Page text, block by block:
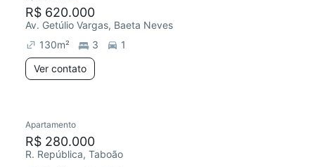
R$ 620.000
Av. Getúlio Vargas, Baeta Neves
130m² 3
1
Ver contato
Apartamento
R$ 280.000
R. República, Taboão